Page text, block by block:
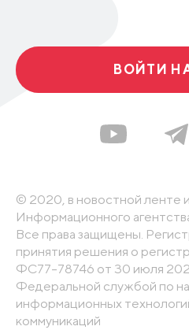
ВОЙТИ
© 2020, в новостной ленте
Информационного
Все права защищены.
принятия решения о
ФС77-78746 от 30 июля
Федеральной службой по
информационных
коммуникаций